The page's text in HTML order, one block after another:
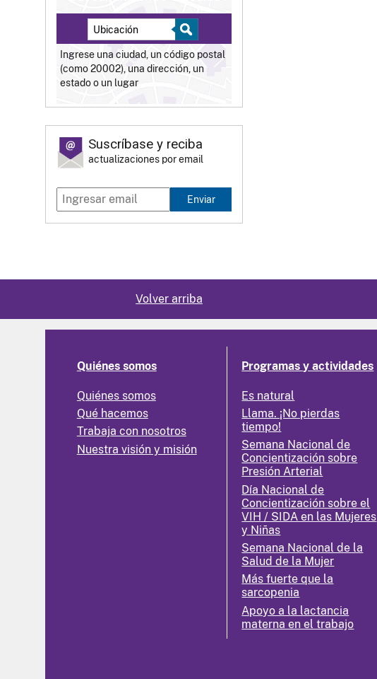
Ingrese una ciudad, un código postal
(como 20002), una dirección, un
estado o un lugar
Suscríbase y reciba
actualizaciones por email
Enviar
Volver arriba
Quiénes somos
Quiénes somos
Qué hacemos
Trabaja con nosotros
Nuestra visión y misión
Programas y actividades
Es natural
Llama. ¡No pierdas
tiempo!
Semana Nacional de
Concientización sobre
Presión Arterial
Día Nacional de
Concientización sobre el
VIH / SIDA en las Mujeres
y Niñas
Semana Nacional de la
Salud de la Mujer
Más fuerte que la
sarcopenia
Apoyo a la lactancia
materna en el trabajo